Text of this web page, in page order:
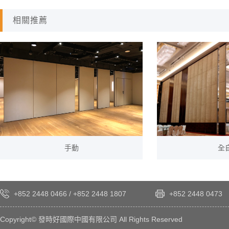
相關推薦
查看詳情
手動
查
全
+852 2448 0466 / +852 2448 1807 +852 2448 0473
Copyright© 發時好國際中國有限公司 All Rights Reserved